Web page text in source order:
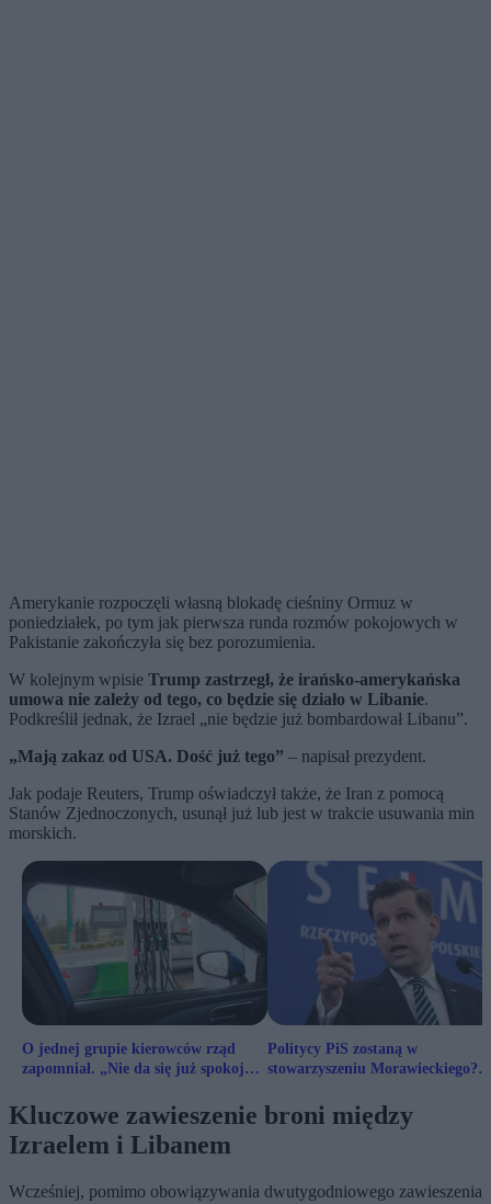
Amerykanie rozpoczęli własną blokadę cieśniny Ormuz w
poniedziałek, po tym jak pierwsza runda rozmów pokojowych w
Pakistanie zakończyła się bez porozumienia.
W kolejnym wpisie Trump zastrzegł, że irańsko-amerykańska
umowa nie zależy od tego, co będzie się działo w Libanie.
Podkreślił jednak, że Izrael „nie będzie już bombardował Libanu”.
„Mają zakaz od USA. Dość już tego” – napisał prezydent.
Jak podaje Reuters, Trump oświadczył także, że Iran z pomocą
Stanów Zjednoczonych, usunął już lub jest w trakcie usuwania min
morskich.
O jednej grupie kierowców rząd
zapomniał. „Nie da się już spokojnie
Politycy PiS zostaną w
stowarzyszeniu Morawieckiego?
Jabłońskiego
Kluczowe zawieszenie broni między
Izraelem i Libanem
Wcześniej, pomimo obowiązywania dwutygodniowego zawieszenia